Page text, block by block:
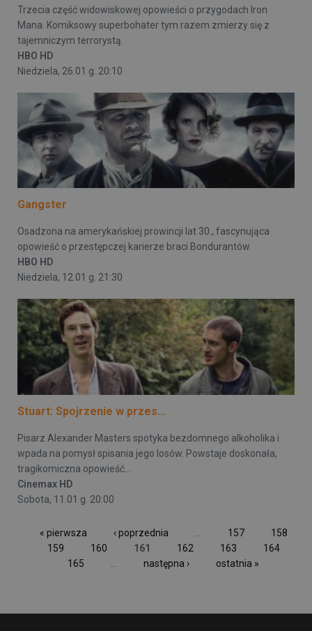
Trzecia część widowiskowej opowieści o przygodach Iron
Mana. Komiksowy superbohater tym razem zmierzy się z
tajemniczym terrorystą.
HBO HD
Niedziela, 26.01 g. 20:10
Gangster
Osadzona na amerykańskiej prowincji lat 30., fascynująca
opowieść o przestępczej karierze braci Bondurantów.
HBO HD
Niedziela, 12.01 g. 21:30
Stuart: Spojrzenie w przes...
Pisarz Alexander Masters spotyka bezdomnego alkoholika i
wpada na pomysł spisania jego losów. Powstaje doskonała,
tragikomiczna opowieść...
Cinemax HD
Sobota, 11.01 g. 20:00
« pierwsza ‹ poprzednia 157
158
159
160 161 162 163
164
165
następna › ostatnia »